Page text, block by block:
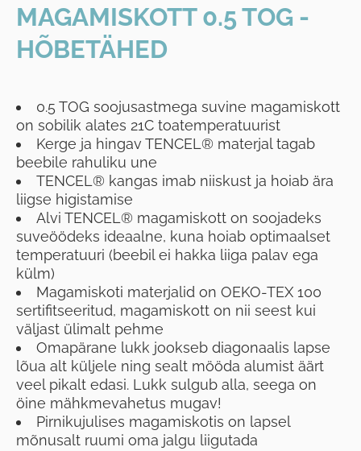
MAGAMISKOTT 0.5 TOG -
HÕBETÄHED
0.5 TOG soojusastmega suvine magamiskott
on sobilik alates 21C toatemperatuurist
Kerge ja hingav TENCEL® materjal tagab
beebile rahuliku une
TENCEL® kangas imab niiskust ja hoiab ära
liigse higistamise
Alvi TENCEL® magamiskott on soojadeks
suveöödeks ideaalne, kuna hoiab optimaalset
temperatuuri (beebil ei hakka liiga palav ega
külm)
Magamiskoti materjalid on OEKO-TEX 100
sertifitseeritud, magamiskott on nii seest kui
väljast ülimalt pehme
Omapärane lukk jookseb diagonaalis lapse
lõua alt küljele ning sealt mööda alumist äärt
veel pikalt edasi. Lukk sulgub alla, seega on
öine mähkmevahetus mugav!
Pirnikujulises magamiskotis on lapsel
mõnusalt ruumi oma jalgu liigutada